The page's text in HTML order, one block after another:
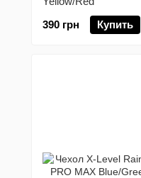
390 грн
Купить